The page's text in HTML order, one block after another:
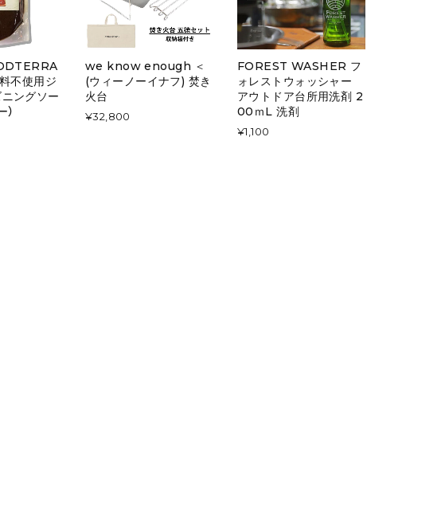
不使用ジ
ングソー
we know enough ＜
(ウィーノーイナフ) 焚き
火台
¥32,800
FOREST WASHER フ
ォレストウォッシャー
アウトドア台所用洗剤 2
00ｍL 洗剤
¥1,100